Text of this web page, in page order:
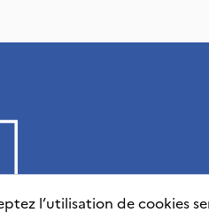
l’utilisation de cookies